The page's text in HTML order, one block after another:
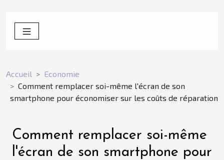
Accueil
Economie
Comment remplacer soi-même l'écran de son
smartphone pour économiser sur les coûts de réparation
Comment remplacer soi-même
l'écran de son smartphone pour